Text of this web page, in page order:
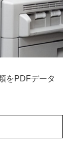
をPDFデータ